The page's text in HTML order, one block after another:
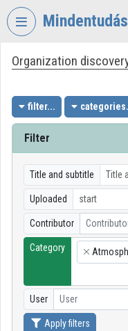
Skip header
VIDEOTORIUM
MINDENTUDÁS
EGYETEME
Organization home
Log In
Organization discovery
Categories
Organization playlists
Organizations
Contributors
Organization
filter...
Filter
Title and subtitle
Uploaded
Contributor
Category
×
User User
Apply filters